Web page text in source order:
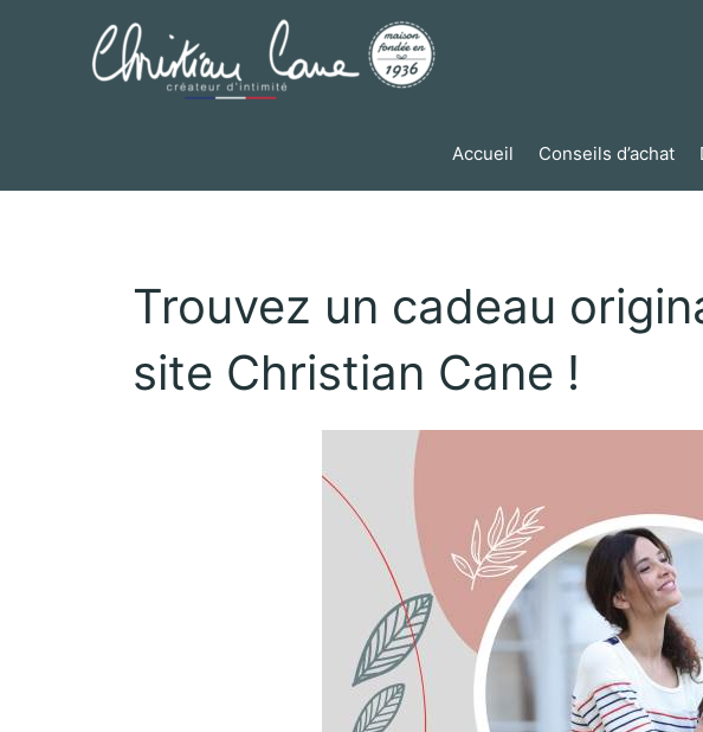
Accueil Conseils d’achat
Trouvez un cadeau
site Christian Cane !